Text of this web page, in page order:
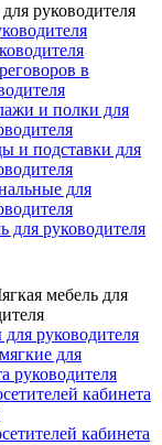
руководителя
в
и полки для
и подставки для
для
для руководителя
мебель для
руководителя
для
руководителя
кабинета
кабинета